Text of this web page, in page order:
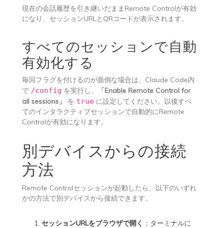
現在の会話履歴を引き継いだままRemote Controlが有効
になり、セッションURLとQRコードが表示されます。
すべてのセッションで自動
有効化する
毎回フラグを付けるのが面倒な場合は、Claude Code内
で /config を実行し、
「Enable Remote Control for
all sessions」
を trueに設定してください。以後すべ
てのインタラクティブセッションで自動的にRemote
Controlが有効になります。
別デバイスからの接続
方法
Remote Controlセッションが起動したら、以下のいずれ
かの方法で別デバイスから接続できます。
セッションURLをブラウザで開く ：ターミナルに